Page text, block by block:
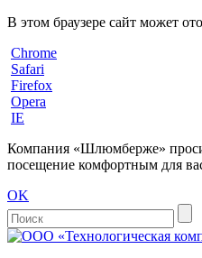
В этом браузере сайт может
Chrome
Safari
Firefox
Opera
IE
Компания «Шлюмберже»
посещение комфортным для
OK